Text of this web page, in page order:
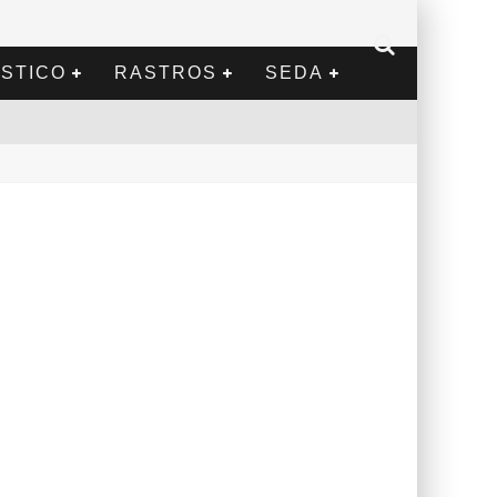
RASTROS SEDA